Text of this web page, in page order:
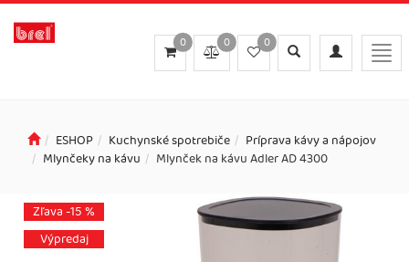
Toggle
navigation
Toggle
search
0
0
0
ESHOP Kuchynské spotrebiče
Príprava kávy a nápojov
Mlynčeky na kávu
Mlynček na kávu Adler AD 4300
Zľava -15 %
Výpredaj